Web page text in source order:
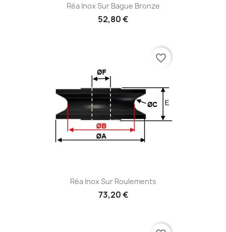
Réa Inox Sur Bague Bronze
52,80 €
Réa Inox Sur Roulements
73,20 €
favorite_border